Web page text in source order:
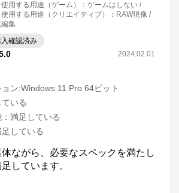
用する用途（ゲーム）
： ゲームはしない
用する用途（クリエイティブ）
： RAW現像 /
集
確認済み
2024.02.01
ン:Windows 11 Pro 64ビット
いる
： 満足している
足している
ながら、必要なスペックを満たし
しています。